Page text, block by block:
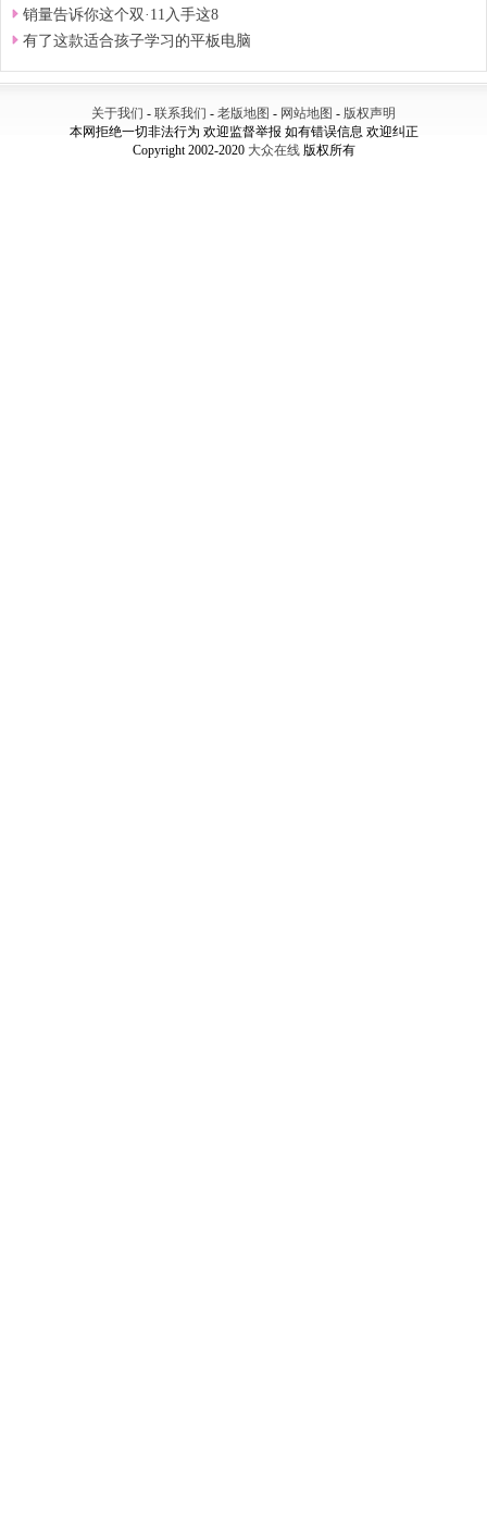
销量告诉你这个双·11入手这8
有了这款适合孩子学习的平板电脑
关于我们 - 联系我们 - 老版地图 - 网站地图 - 版权声明
本网拒绝一切非法行为 欢迎监督举报 如有错误信息 欢迎纠正
Copyright 2002-2020 大众在线版权所有